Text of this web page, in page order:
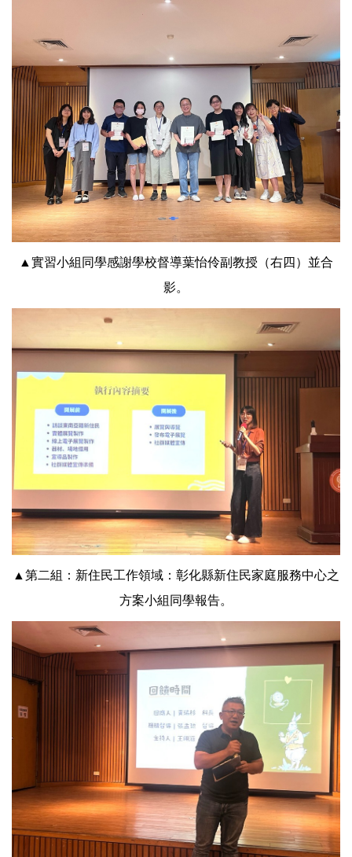
▲實習小組同學感謝學校督導葉怡伶副教授（右四）並合
影。
▲第二組：新住民工作領域：彰化縣新住民家庭服務中心之
方案小組同學報告。